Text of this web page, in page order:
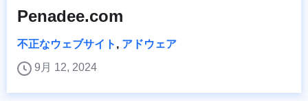
Penadee.com
不正なウェブサイト , アドウェア
9月 12, 2024